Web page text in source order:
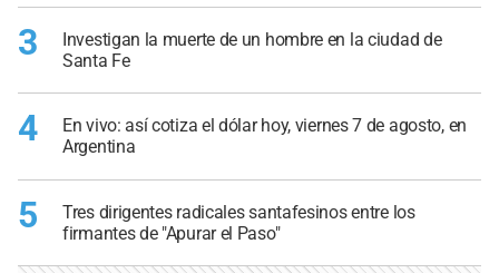
3
Investigan la muerte de un hombre en la ciudad de
Santa Fe
4
En vivo: así cotiza el dólar hoy, viernes 7 de agosto, en
Argentina
5
Tres dirigentes radicales santafesinos entre los
firmantes de "Apurar el Paso"